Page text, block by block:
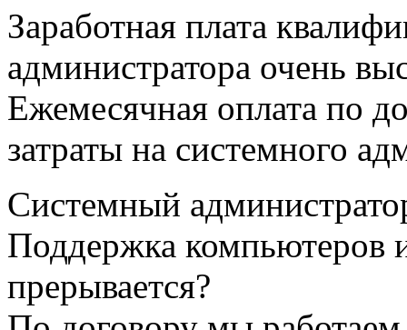
Заработная плата
администратора очень
Ежемесячная оплата по
затраты на системного
Системный
Поддержка компьютеров
прерывается?